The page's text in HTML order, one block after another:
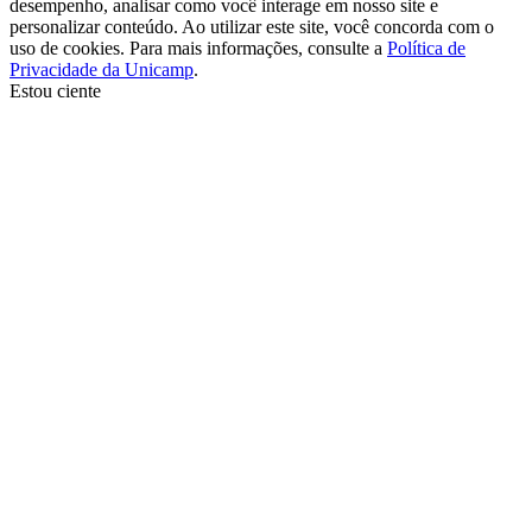
desempenho, analisar como você interage em nosso site e
personalizar conteúdo. Ao utilizar este site, você concorda com o
uso de cookies. Para mais informações, consulte a Política de
Privacidade da Unicamp.
Estou ciente